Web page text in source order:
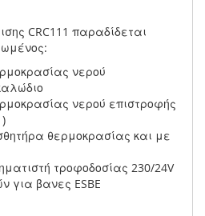
CRC111 παραδίδεται
νερού
νερού επιστροφής
θερμοκρασίας και με
τροφοδοσίας 230/24V
για βανες ESBE